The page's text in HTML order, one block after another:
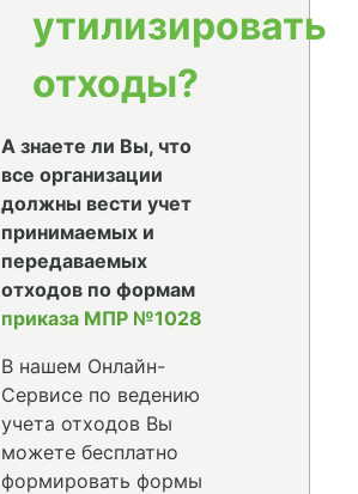
утилизировать
отходы?
А знаете ли Вы, что
все организации
должны вести учет
принимаемых и
передаваемых
отходов по формам
приказа МПР №1028
В нашем Онлайн-
Сервисе по ведению
учета отходов Вы
можете бесплатно
формировать формы